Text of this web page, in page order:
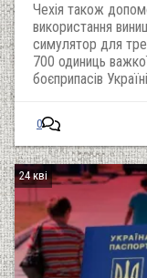
Чехія також
використання
симулятор для
700 одиниць
боєприпасів
0
24 кві